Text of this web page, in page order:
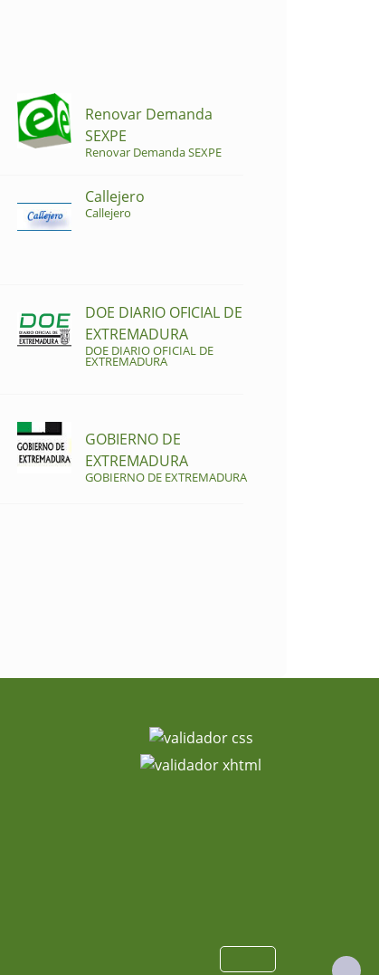
Renovar Demanda
SEXPE
Renovar Demanda SEXPE
Callejero
Callejero
DOE DIARIO OFICIAL DE
EXTREMADURA
DOE DIARIO OFICIAL DE
EXTREMADURA
GOBIERNO DE
EXTREMADURA
GOBIERNO DE EXTREMADURA